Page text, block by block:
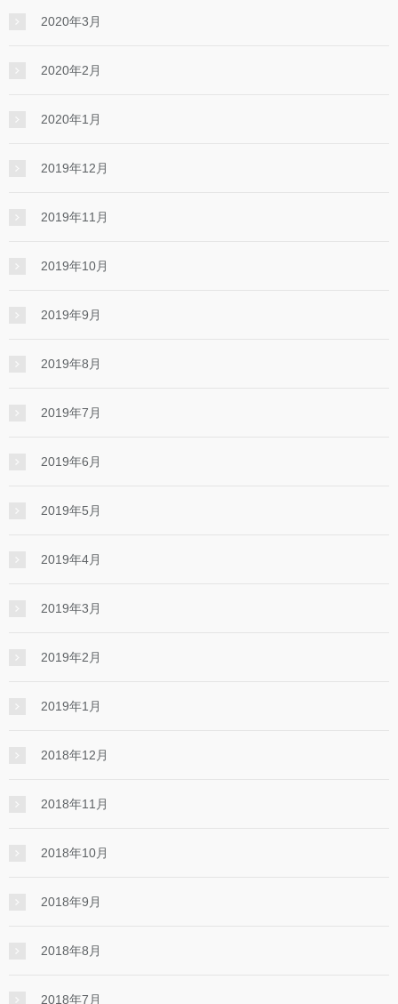
2020年3月
2020年2月
2020年1月
2019年12月
2019年11月
2019年10月
2019年9月
2019年8月
2019年7月
2019年6月
2019年5月
2019年4月
2019年3月
2019年2月
2019年1月
2018年12月
2018年11月
2018年10月
2018年9月
2018年8月
2018年7月